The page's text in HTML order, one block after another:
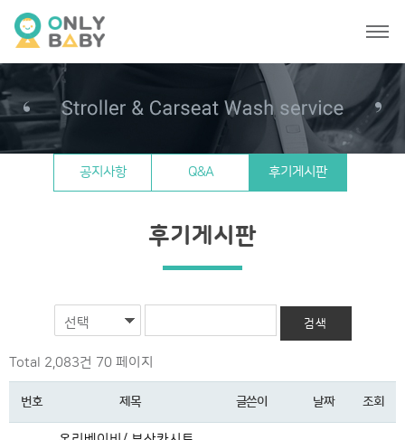
공지사항 Q&A 후기게시판
후기게시판
선택
Total 2,083건 70 페이지
번호 제목 글쓴이 날짜 조회